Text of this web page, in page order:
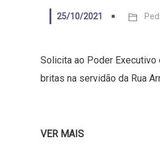
25/10/2021
Solicita ao Poder
britas na servidão da Rua
VER MAIS